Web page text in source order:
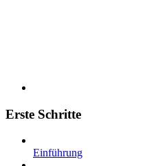
Erste Schritte
Einführung